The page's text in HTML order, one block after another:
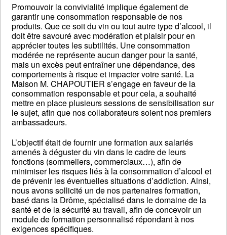
Promouvoir la convivialité implique également de
garantir une consommation responsable de nos
produits. Que ce soit du vin ou tout autre type d’alcool, il
doit être savouré avec modération et plaisir pour en
apprécier toutes les subtilités. Une consommation
modérée ne représente aucun danger pour la santé,
mais un excès peut entraîner une dépendance, des
comportements à risque et impacter votre santé. La
Maison M. CHAPOUTIER s’engage en faveur de la
consommation responsable et pour cela, a souhaité
mettre en place plusieurs sessions de sensibilisation sur
le sujet, afin que nos collaborateurs soient nos premiers
ambassadeurs.
L’objectif était de fournir une formation aux salariés
amenés à déguster du vin dans le cadre de leurs
fonctions (sommeliers, commerciaux…), afin de
minimiser les risques liés à la consommation d’alcool et
de prévenir les éventuelles situations d’addiction. Ainsi,
nous avons sollicité un de nos partenaires formation,
basé dans la Drôme, spécialisé dans le domaine de la
santé et de la sécurité au travail, afin de concevoir un
module de formation personnalisé répondant à nos
exigences spécifiques.